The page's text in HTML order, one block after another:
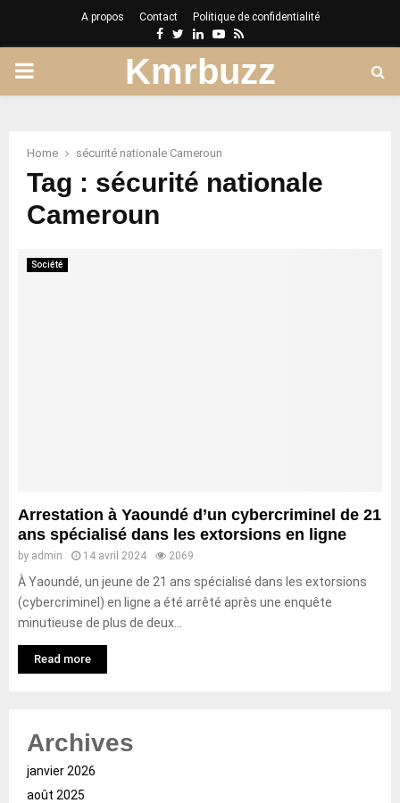
A propos Contact Politique de confidentialité
Facebook
Twitter
LinkedinYoutube
Rss
PRIMARY
Kmrbuzz
Home sécurité nationale Cameroun
Tag : sécurité nationale
Cameroun
Société
Arrestation à Yaoundé d’un cybercriminel de 21
ans spécialisé dans les extorsions en ligne
by admin 14 avril 2024 2069
À Yaoundé, un jeune de 21 ans spécialisé dans les extorsions
(cybercriminel) en ligne a été arrêté après une enquête
minutieuse de plus de deux...
Read more
Archives
janvier 2026
août 2025